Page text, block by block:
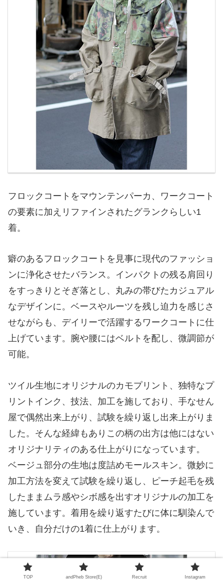
フロックコートをマウンテンパーカ、ワークコート
の要素に加えリファインされたグランクらしい1
着。
癖のあるフロックコートを見事に現代のファッショ
ンに浄化させたバランス。インパクトの残る肩回り
をすっきりとそぎ落とし、丸みの帯びたカジュアル
なデザインに。ベースやルーツを残し迫力を感じさ
せながらも、デイリーで活躍するワークコートに仕
上げています。腕や腰にはベルトを配し、微調節が
可能。
ツイル生地にオリジナルのカモプリント、独特なプ
リントインク、技法、加工を施しており、手なせん
屋で偶然出来上がり、試験を繰り返し出来上がりま
した。そんな経緯もありこの柄の出方は他にはない
オリジナリティのある仕上がりになっています。
ベージュ部分の生地は度詰めモールスキン。微妙に
加工方法を変えて試験を繰り返し、ピーチ起毛を残
したままムラ感やシボ感を出すオリジナルの加工を
施しています。着用を繰り返すたびに体に馴染んで
いき、自分だけの1着に仕上がります。
TOP andPheb Store(E) Recruit Instagram